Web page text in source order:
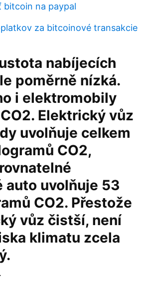
bitcoin na paypal
za bitcoinové transakcie
nabíjecích
poměrně nízká.
i elektromobily
Elektrický vůz
uvolňuje celkem
CO2,
auto uvolňuje 53
CO2. Přestože
vůz čistší, není
klimatu zcela